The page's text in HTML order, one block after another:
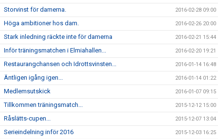
Storvinst för damerna. 2016-02-28 09:00
Höga ambitioner hos dam. 2016-02-26 20:00
Stark inledning räckte inte för damerna 2016-02-21 15:44
Inför träningsmatchen i Elmiahallen... 2016-02-20 19:21
Restaurangchansen och Idrottsvinsten... 2016-01-14 16:48
Äntligen igång igen... 2016-01-14 01:22
Medlemsutskick 2016-01-07 09:15
Tillkommen träningsmatch... 2015-12-12 15:00
Råslätts-cupen... 2015-12-07 13:04
Serieindelning inför 2016 2015-12-03 16:25